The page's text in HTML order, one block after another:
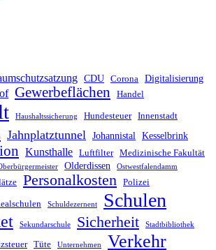
CDU Corona Digitalisierung
Gewerbeflächen Handel
Haushaltssicherung Hundesteuer Innenstadt
Jahnplatztunnel Johannistal Kesselbrink
Kunsthalle Luftfilter
Medizinische Fakultät
Olderdissen Ostwestfalendamm
Personalkosten Polizei
Schuldezernent Schulen
Sekundarschule Sicherheit Stadtbibliothek
Tüte Unternehmen Verkehr